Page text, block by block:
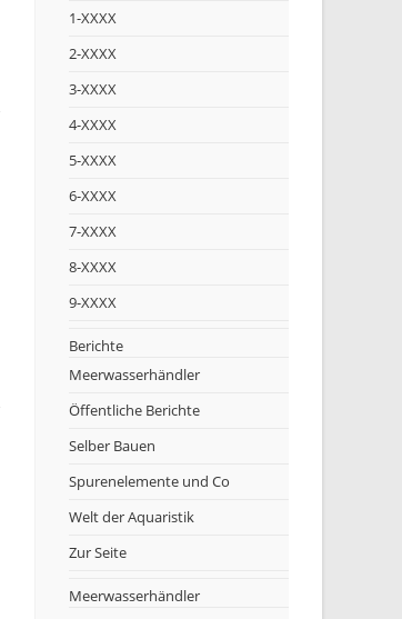
1-XXXX
2-XXXX
3-XXXX
4-XXXX
5-XXXX
6-XXXX
7-XXXX
8-XXXX
9-XXXX
Berichte
Meerwasserhändler
Öffentliche Berichte
Selber Bauen
Spurenelemente und Co
Welt der Aquaristik
Zur Seite
Meerwasserhändler